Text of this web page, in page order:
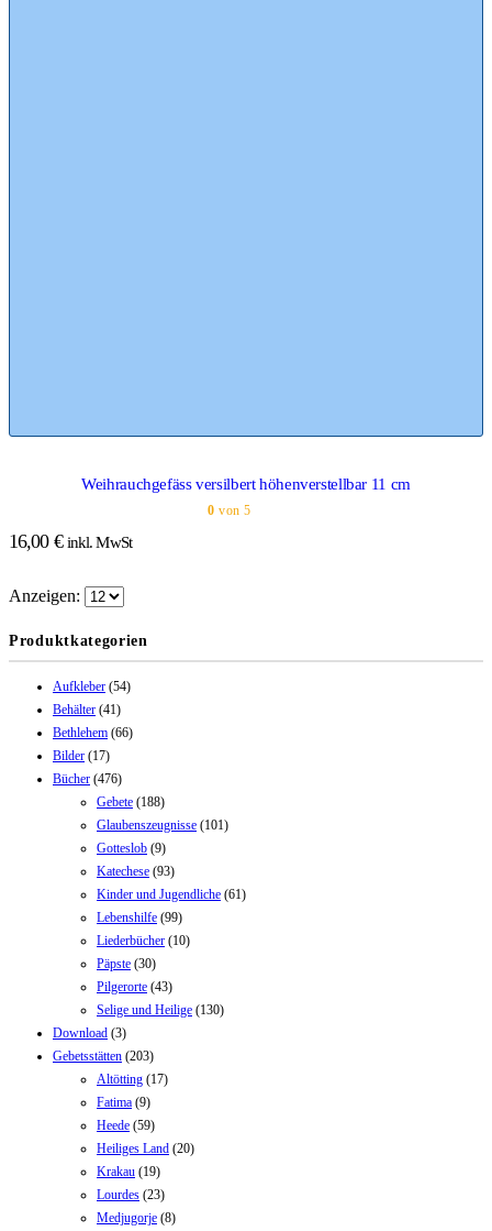
Weihrauchgefäss versilbert höhenverstellbar 11 cm
0 von 5
16,00 € inkl. MwSt
Anzeigen:
Produktkategorien
Aufkleber (54)
Behälter (41)
Bethlehem (66)
Bilder (17)
Bücher (476)
Gebete (188)
Glaubenszeugnisse (101)
Gotteslob (9)
Katechese (93)
Kinder und Jugendliche (61)
Lebenshilfe (99)
Liederbücher (10)
Päpste (30)
Pilgerorte (43)
Selige und Heilige (130)
Download (3)
Gebetsstätten (203)
Altötting (17)
Fatima (9)
Heede (59)
Heiliges Land (20)
Krakau (19)
Lourdes (23)
Medjugorje (8)